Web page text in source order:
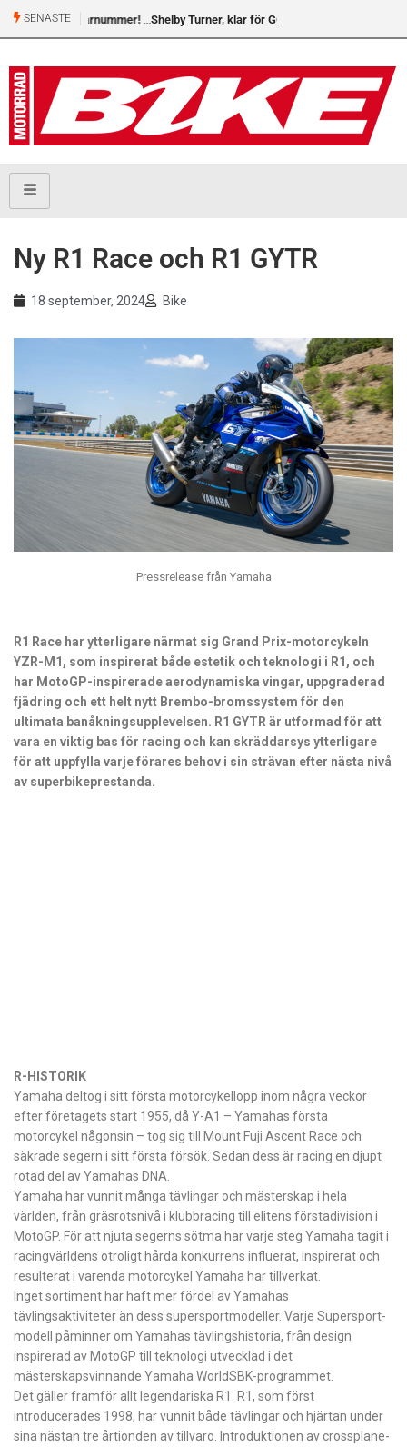
SENASTE Shelby Turner, klar för GGN
Ny R1 Race och R1 GYTR
18 september, 2024 Bike
Pressrelease från Yamaha
R1 Race har ytterligare närmat sig Grand Prix-motorcykeln
YZR-M1, som inspirerat både estetik och teknologi i R1, och
har MotoGP-inspirerade aerodynamiska vingar, uppgraderad
fjädring och ett helt nytt Brembo-bromssystem för den
ultimata banåkningsupplevelsen. R1 GYTR är utformad för att
vara en viktig bas för racing och kan skräddarsys ytterligare
för att uppfylla varje förares behov i sin strävan efter nästa nivå
av superbikeprestanda.
R-HISTORIK
Yamaha deltog i sitt första motorcykellopp inom några veckor
efter företagets start 1955, då Y-A1 – Yamahas första
motorcykel någonsin – tog sig till Mount Fuji Ascent Race och
säkrade segern i sitt första försök. Sedan dess är racing en djupt
rotad del av Yamahas DNA.
Yamaha har vunnit många tävlingar och mästerskap i hela
världen, från gräsrotsnivå i klubbracing till elitens förstadivision i
MotoGP. För att njuta segerns sötma har varje steg Yamaha tagit i
racingvärldens otroligt hårda konkurrens influerat, inspirerat och
resulterat i varenda motorcykel Yamaha har tillverkat.
Inget sortiment har haft mer fördel av Yamahas
tävlingsaktiviteter än dess supersportmodeller. Varje Supersport-
modell påminner om Yamahas tävlingshistoria, från design
inspirerad av MotoGP till teknologi utvecklad i det
mästerskapsvinnande Yamaha WorldSBK-programmet.
Det gäller framför allt legendariska R1. R1, som först
introducerades 1998, har vunnit både tävlingar och hjärtan under
sina nästan tre årtionden av tillvaro. Introduktionen av crossplane-